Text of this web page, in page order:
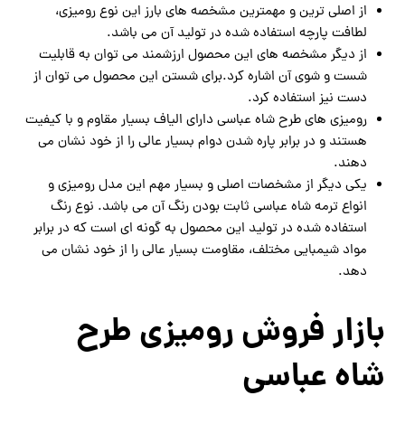
از اصلی ترین و مهمترین مشخصه های بارز این نوع رومیزی،
لطافت پارچه استفاده شده در تولید آن می باشد.
از دیگر مشخصه های این محصول ارزشمند می توان به قابلیت
شست و شوی آن اشاره کرد.برای شستن این محصول می توان از
دست نیز استفاده کرد.
رومیزی های طرح شاه عباسی دارای الیاف بسیار مقاوم و با کیفیت
هستند و در برابر پاره شدن دوام بسیار عالی را از خود نشان می
دهند.
یکی دیگر از مشخصات اصلی و بسیار مهم این مدل رومیزی و
انواع ترمه شاه عباسی ثابت بودن رنگ آن می باشد. نوع رنگ
استفاده شده در تولید این محصول به گونه ای است که در برابر
مواد شیمبایی مختلف، مقاومت بسیار عالی را از خود نشان می
دهد.
بازار فروش رومیزی طرح
شاه عباسی